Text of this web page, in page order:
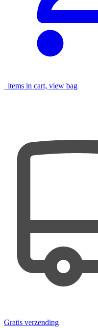
items in cart, view bag
Gratis verzending